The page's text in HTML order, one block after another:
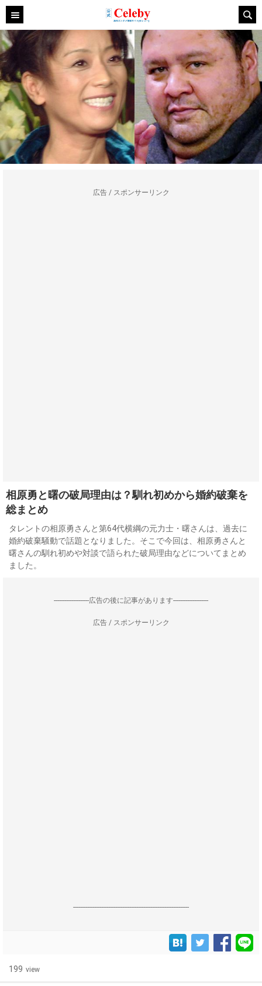
広告 / スポンサーリンク
相原勇と曙の破局理由は？馴れ初めから婚約破棄を
総まとめ
タレントの相原勇さんと第64代横綱の元力士・曙さんは、過去に
婚約破棄騒動で話題となりました。そこで今回は、相原勇さんと
曙さんの馴れ初めや対談で語られた破局理由などについてまとめ
ました。
--------------------広告の後に記事があります--------------------
広告 / スポンサーリンク
------------------------------------------------------------------
199 view